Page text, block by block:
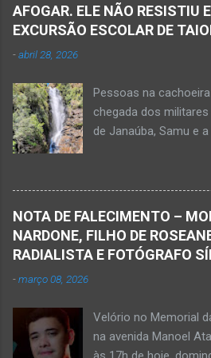
ferida e foi levada
para o hospital na
do Suporte Aéreo
para unidade hospi...
AFOGAR. ELE NÃO RESISTIU
EXCURSÃO ESCOLAR DE
-abril 28, 2026
Pessoas na
chegada dos
de Janaúba, Samu e
resistiu e foi a óbito
Pereira Alves
foto em que
em Mato Verde,
afogar e depois vir a
socorrem estudante
cachoeira em Mato
NOTA DE FALECIMENTO –
NARDONE, FILHO DE
RADIALISTA E FOTÓGRAFO
-março 08, 2026
Velório no Memorial
na avenida Manoel